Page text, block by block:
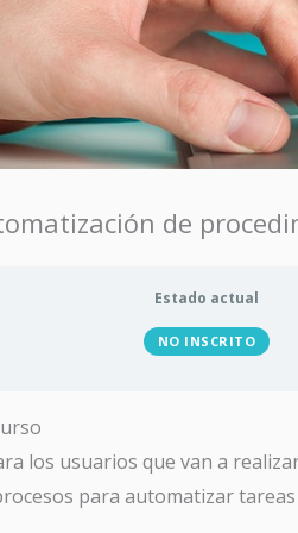
de
Estado actual
NO INSCRITO
los usuarios que van a
para automatizar